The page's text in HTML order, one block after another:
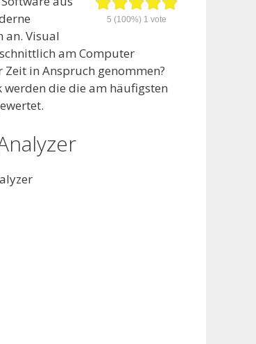
5 (100%) 1 vote
an. Visual
am Computer
in Anspruch genommen?
die die am häufigsten